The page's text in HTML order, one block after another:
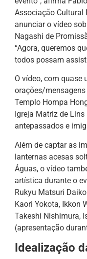
Associação Cultural
anunciar o vídeo
Nagashi de
“Agora, queremos
todos possam
O vídeo, com quase
orações/
Templo Hompa
Igreja Matriz de
antepassados e
Além de captar as
lanternas acesas
Águas, o vídeo
artística durante o
Rukyu Matsuri
Kaori Yokota, Ikkon
Takeshi Nishimura,
(apresentação
Idealização